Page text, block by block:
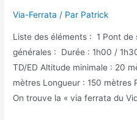
Via-Ferrata / Par Patrick
Liste des éléments : 1 Pont de
générales : Durée : 1h00 /
TD/ED Altitude minimale : 20
mètres Longueur : 150
On trouve la « via ferrata du